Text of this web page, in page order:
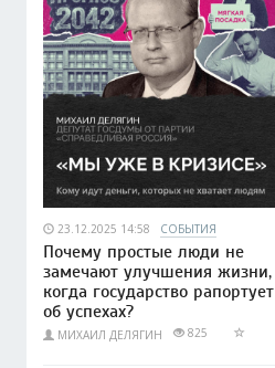
23.12.2025 14:58 СОБЫТИЯ
Почему простые люди не
замечают улучшения жизни,
когда государство рапортует
об успехах?
МИХАИЛ ДЕЛЯГИН 825